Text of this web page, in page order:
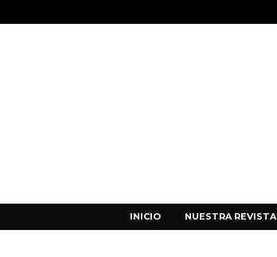
INICIO NUESTRA REVISTA